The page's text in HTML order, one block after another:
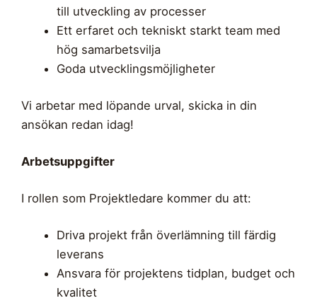
till utveckling av processer
Ett erfaret och tekniskt starkt team med
hög samarbetsvilja
Goda utvecklingsmöjligheter
Vi arbetar med löpande urval, skicka in din
ansökan redan idag!
Arbetsuppgifter
I rollen som Projektledare kommer du att:
Driva projekt från överlämning till färdig
leverans
Ansvara för projektens tidplan, budget och
kvalitet